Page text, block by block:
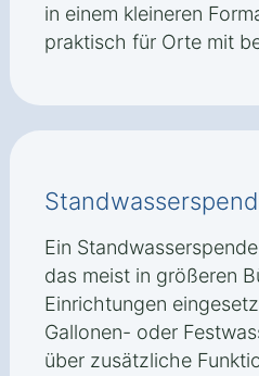
in einem kleineren
praktisch für Orte mit
Ein
das meist in größeren
Einrichtungen
Gallonen- oder
über zusätzliche